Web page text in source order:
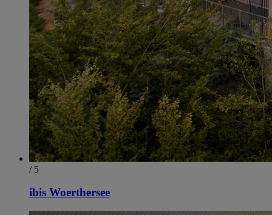
/ 5
ibis Woerthersee